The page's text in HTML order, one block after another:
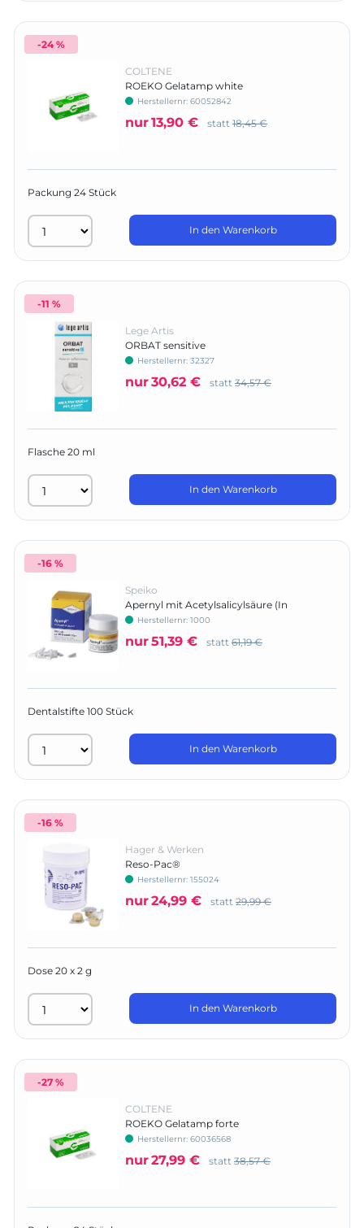
-24 %
COLTENE
ROEKO Gelatamp white
Herstellernr: 60052842
nur13,90 € statt 18,45 €
Packung 24 Stück
In den Warenkorb
-11 %
Lege Artis
ORBAT sensitive
Herstellernr: 32327
nur30,62 € statt 34,57 €
Flasche 20 ml
In den Warenkorb
-16 %
Speiko
Apernyl mit Acetylsalicylsäure (In
Österreich nicht registriert)
Herstellernr: 1000
nur51,39 € statt 61,19 €
Dentalstifte 100 Stück
In den Warenkorb
-16 %
Hager & Werken
Reso-Pac®
Herstellernr: 155024
nur24,99 € statt 29,99 €
Dose 20 x 2 g
In den Warenkorb
-27 %
COLTENE
ROEKO Gelatamp forte
Herstellernr: 60036568
nur27,99 € statt 38,57 €